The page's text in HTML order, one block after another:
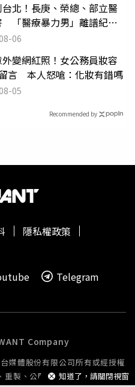
北！長庚、榮總、部立醫
「醫療暴力男」離譜紀錄
06
變網紅照！女公務員妝容
言 本人怒嗆：化妝有錯嗎
05
Recommended by
知道了，請關閉視窗
隱私權政策
Telegram
Company
媒體股份有限公司所有或經授權
重製、公開播送或公開傳輸。